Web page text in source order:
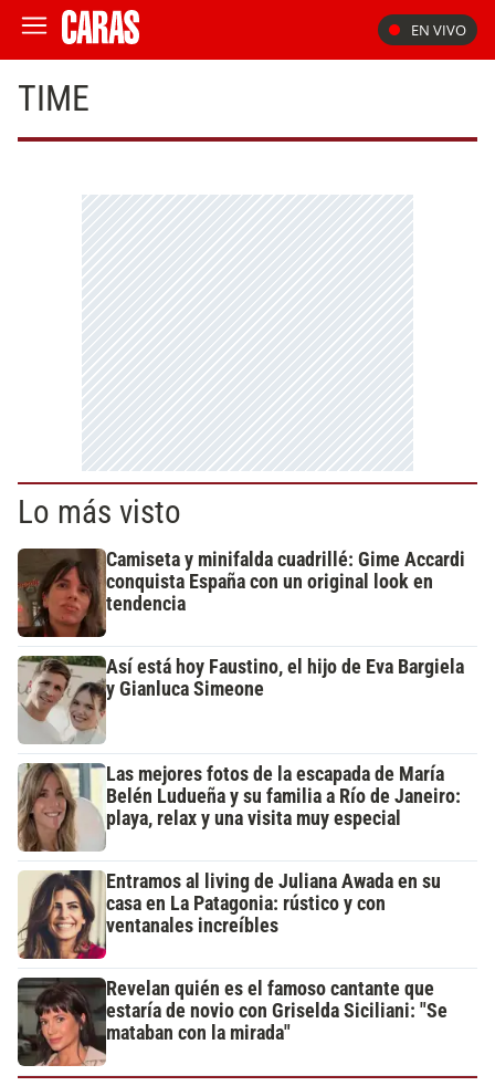
EN VIVO
TIME
Lo más visto
Camiseta y minifalda cuadrillé: Gime Accardi
conquista España con un original look en
tendencia
Así está hoy Faustino, el hijo de Eva Bargiela
y Gianluca Simeone
Las mejores fotos de la escapada de María
Belén Ludueña y su familia a Río de Janeiro:
playa, relax y una visita muy especial
Entramos al living de Juliana Awada en su
casa en La Patagonia: rústico y con
ventanales increíbles
Revelan quién es el famoso cantante que
estaría de novio con Griselda Siciliani: "Se
mataban con la mirada"